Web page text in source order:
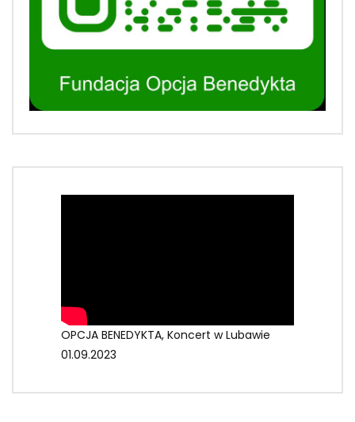
OPCJA BENEDYKTA, Koncert w Lubawie
01.09.2023